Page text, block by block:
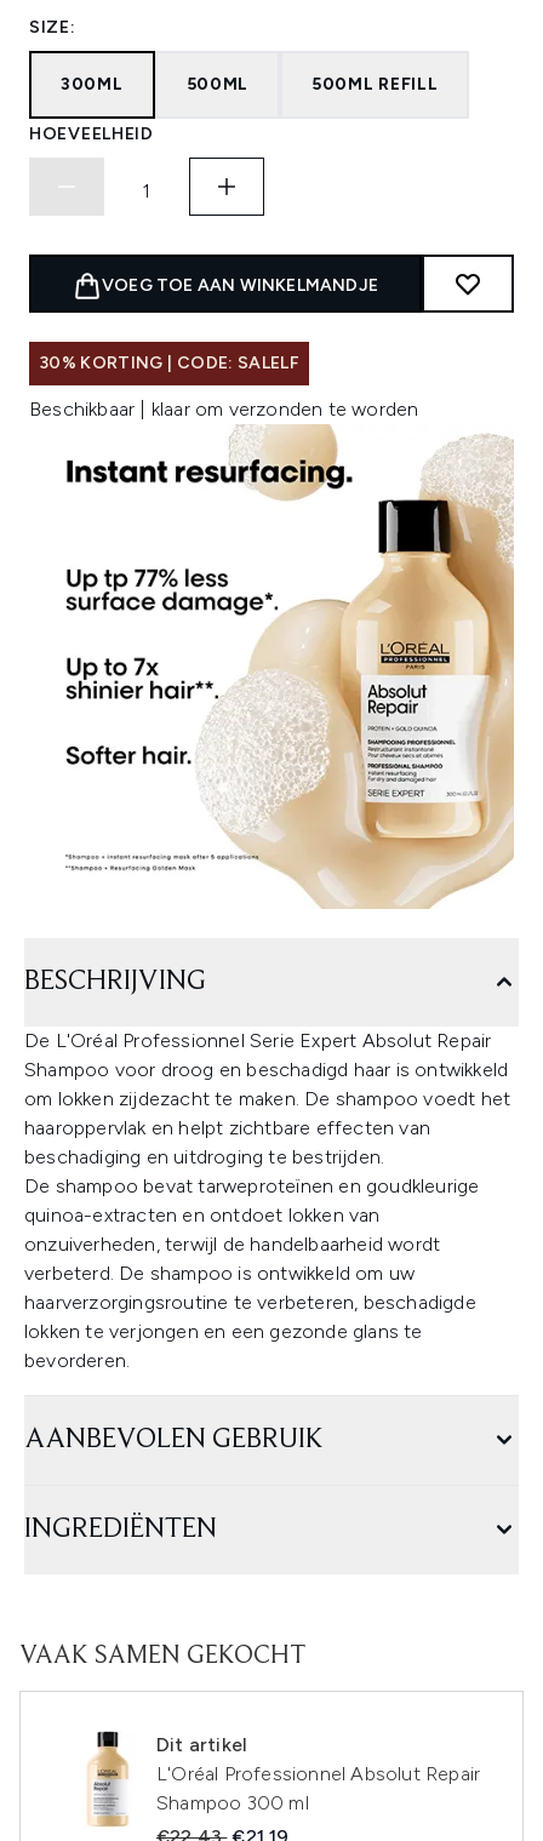
SIZE:
300ML 500ML 500ML REFILL
HOEVEELHEID
VOEG TOE AAN WINKELMANDJE
30% KORTING | CODE: SALELF
Beschikbaar | klaar om verzonden te worden
BESCHRIJVING
De L'Oréal Professionnel Serie Expert Absolut Repair
Shampoo voor droog en beschadigd haar is ontwikkeld
om lokken zijdezacht te maken. De shampoo voedt het
haaroppervlak en helpt zichtbare effecten van
beschadiging en uitdroging te bestrijden.
De shampoo bevat tarweproteïnen en goudkleurige
quinoa-extracten en ontdoet lokken van
onzuiverheden, terwijl de handelbaarheid wordt
verbeterd. De shampoo is ontwikkeld om uw
haarverzorgingsroutine te verbeteren, beschadigde
lokken te verjongen en een gezonde glans te
bevorderen.
AANBEVOLEN GEBRUIK
INGREDIËNTEN
VAAK SAMEN GEKOCHT
Dit artikel
L'Oréal Professionnel Absolut Repair
Shampoo 300 ml
Recommended Retail Price:
Huidige prijs: